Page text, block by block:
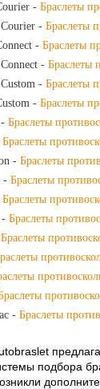
- Браслеты
- Браслеты
- Браслеты
- Браслеты
- Браслеты
- Браслеты
Браслеты
Браслеты
- Браслеты
- Браслеты
Браслеты
- Браслеты
Браслеты
- Браслеты
подбора